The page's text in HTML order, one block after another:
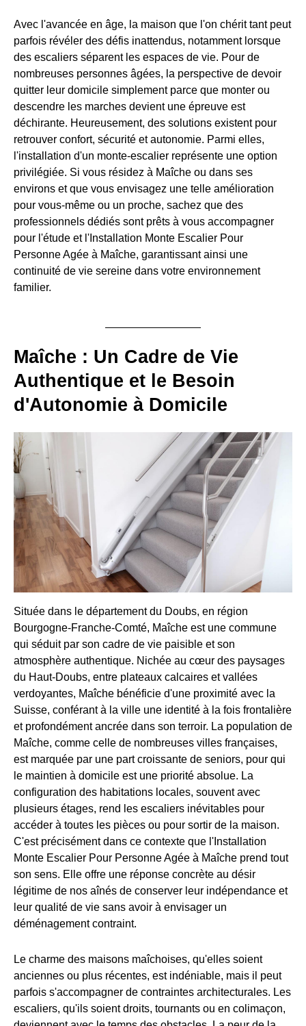
Avec l'avancée en âge, la maison que l'on chérit tant peut
parfois révéler des défis inattendus, notamment lorsque
des escaliers séparent les espaces de vie. Pour de
nombreuses personnes âgées, la perspective de devoir
quitter leur domicile simplement parce que monter ou
descendre les marches devient une épreuve est
déchirante. Heureusement, des solutions existent pour
retrouver confort, sécurité et autonomie. Parmi elles,
l'installation d'un monte-escalier représente une option
privilégiée. Si vous résidez à Maîche ou dans ses
environs et que vous envisagez une telle amélioration
pour vous-même ou un proche, sachez que des
professionnels dédiés sont prêts à vous accompagner
pour l'étude et l'Installation Monte Escalier Pour
Personne Agée à Maîche, garantissant ainsi une
continuité de vie sereine dans votre environnement
familier.
Maîche : Un Cadre de Vie
Authentique et le Besoin
d'Autonomie à Domicile
Située dans le département du Doubs, en région
Bourgogne-Franche-Comté, Maîche est une commune
qui séduit par son cadre de vie paisible et son
atmosphère authentique. Nichée au cœur des paysages
du Haut-Doubs, entre plateaux calcaires et vallées
verdoyantes, Maîche bénéficie d'une proximité avec la
Suisse, conférant à la ville une identité à la fois frontalière
et profondément ancrée dans son terroir. La population de
Maîche, comme celle de nombreuses villes françaises,
est marquée par une part croissante de seniors, pour qui
le maintien à domicile est une priorité absolue. La
configuration des habitations locales, souvent avec
plusieurs étages, rend les escaliers inévitables pour
accéder à toutes les pièces ou pour sortir de la maison.
C'est précisément dans ce contexte que l'Installation
Monte Escalier Pour Personne Agée à Maîche prend tout
son sens. Elle offre une réponse concrète au désir
légitime de nos aînés de conserver leur indépendance et
leur qualité de vie sans avoir à envisager un
déménagement contraint.
Le charme des maisons maîchoises, qu'elles soient
anciennes ou plus récentes, est indéniable, mais il peut
parfois s'accompagner de contraintes architecturales. Les
escaliers, qu'ils soient droits, tournants ou en colimaçon,